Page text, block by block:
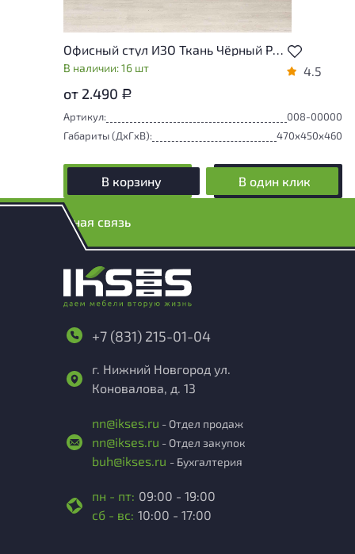
Офисный стул ИЗО Ткань Чёрный Россия
В наличии: 16 шт 4.5
от 2.490 Р
Артикул:
008-00000
Габариты (ДxГxВ):
470x450x460
В корзину В один клик
Обратная связь
+7 (831) 215-01-04
г. Нижний Новгород ул.
Коновалова, д. 13
nn@ikses.ru - Отдел продаж
nn@ikses.ru - Отдел закупок
buh@ikses.ru - Бухгалтерия
пн - пт: 09:00 - 19:00
сб - вс: 10:00 - 17:00